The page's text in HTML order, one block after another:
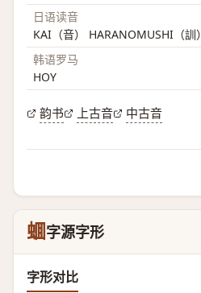
日语读音
KAI（音） HARANOMUSHI（訓）
韩语罗马
HOY
韵书 上古音 中古音
蜖字源字形
字形对比